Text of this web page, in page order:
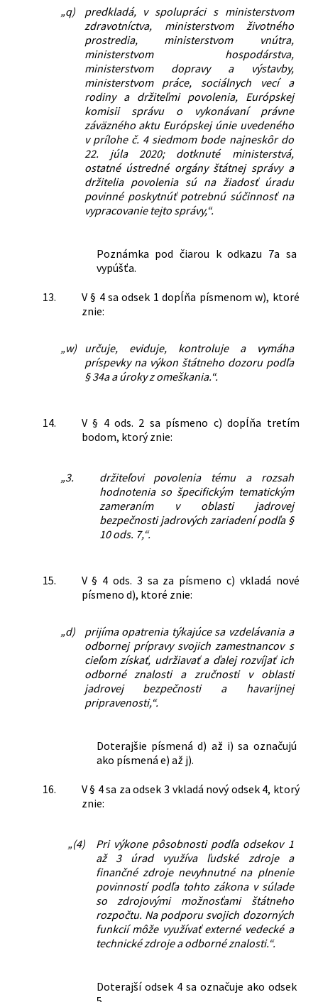
„q)
predkladá, v spolupráci s ministerstvom
zdravotníctva, ministerstvom životného
prostredia, ministerstvom vnútra,
ministerstvom hospodárstva,
ministerstvom dopravy a výstavby,
ministerstvom práce, sociálnych vecí a
rodiny a držiteľmi povolenia, Európskej
komisii správu o vykonávaní právne
záväzného aktu Európskej únie uvedeného
v prílohe č. 4 siedmom bode najneskôr do
22. júla 2020; dotknuté ministerstvá,
ostatné ústredné orgány štátnej správy a
držitelia povolenia sú na žiadosť úradu
povinné poskytnúť potrebnú súčinnosť na
vypracovanie tejto správy,“.
Poznámka pod čiarou k odkazu 7a sa
vypúšťa.
13.
V § 4 sa odsek 1 dopĺňa písmenom w), ktoré
znie:
„w)
určuje, eviduje, kontroluje a vymáha
príspevky na výkon štátneho dozoru podľa
§ 34a a úroky z omeškania.“.
14.
V § 4 ods. 2 sa písmeno c) dopĺňa tretím
bodom, ktorý znie:
„3.
držiteľovi povolenia tému a rozsah
hodnotenia so špecifickým tematickým
zameraním v oblasti jadrovej
bezpečnosti jadrových zariadení podľa §
10 ods. 7,“.
15.
V § 4 ods. 3 sa za písmeno c) vkladá nové
písmeno d), ktoré znie:
„d)
prijíma opatrenia týkajúce sa vzdelávania a
odbornej prípravy svojich zamestnancov s
cieľom získať, udržiavať a ďalej rozvíjať ich
odborné znalosti a zručnosti v oblasti
jadrovej bezpečnosti a havarijnej
pripravenosti,“.
Doterajšie písmená d) až i) sa označujú
ako písmená e) až j).
16.
V § 4 sa za odsek 3 vkladá nový odsek 4, ktorý
znie:
„(4)
Pri výkone pôsobnosti podľa odsekov 1
až 3 úrad využíva ľudské zdroje a
finančné zdroje nevyhnutné na plnenie
povinností podľa tohto zákona v súlade
so zdrojovými možnosťami štátneho
rozpočtu. Na podporu svojich dozorných
funkcií môže využívať externé vedecké a
technické zdroje a odborné znalosti.“.
Doterajší odsek 4 sa označuje ako odsek